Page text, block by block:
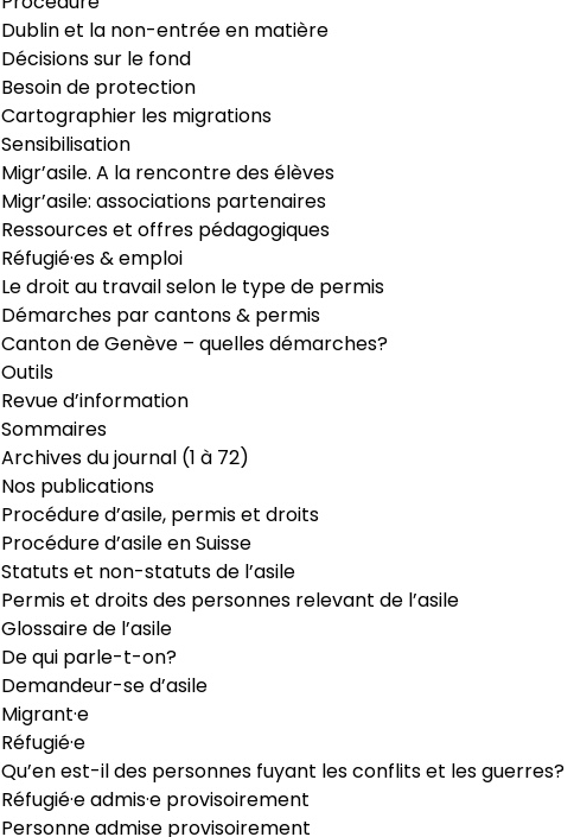
Dublin et la non-entrée en matière
Décisions sur le fond
Besoin de protection
Cartographier les migrations
Sensibilisation
Migr’asile. A la rencontre des élèves
Migr’asile: associations partenaires
Ressources et offres pédagogiques
Réfugié·es & emploi
Le droit au travail selon le type de permis
Démarches par cantons & permis
Canton de Genève – quelles démarches?
Outils
Revue d’information
Sommaires
Archives du journal (1 à 72)
Nos publications
Procédure d’asile, permis et droits
Procédure d’asile en Suisse
Statuts et non-statuts de l’asile
Permis et droits des personnes relevant de l’asile
Glossaire de l’asile
De qui parle-t-on?
Demandeur-se d’asile
Migrant·e
Réfugié·e
Qu’en est-il des personnes fuyant les conflits et les guerres?
Réfugié·e admis·e provisoirement
Personne admise provisoirement